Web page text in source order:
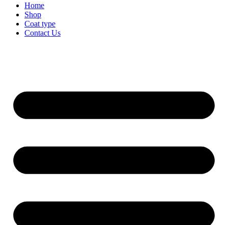
Home
Shop
Coat type
Contact Us